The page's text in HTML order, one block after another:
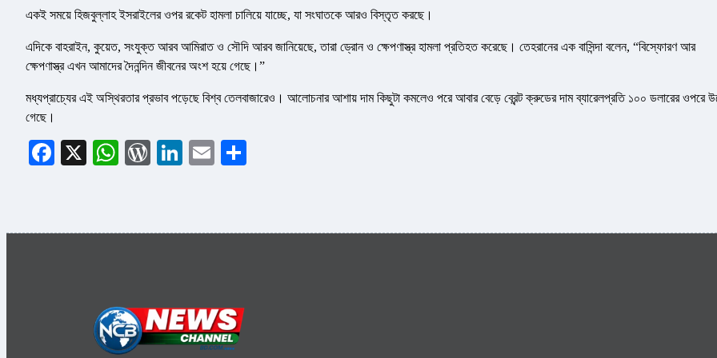
একই সময়ে হিজবুল্লাহ ইসরাইলের ওপর রকেট হামলা চালিয়ে যাচ্ছে, যা সংঘাতকে আরও বিস্তৃত করছে।
এদিকে বাহরাইন, কুয়েত, সংযুক্ত আরব আমিরাত ও সৌদি আরব জানিয়েছে, তারা ড্রোন ও ক্ষেপণাস্ত্র হামলা প্রতিহত করেছে। তেহরানের এক বাসিন্দা বলেন, “বিস্ফোরণ আর
ক্ষেপণাস্ত্র এখন আমাদের দৈনন্দিন জীবনের অংশ হয়ে গেছে।”
মধ্যপ্রাচ্যের এই অস্থিরতার প্রভাব পড়েছে বিশ্ব তেলবাজারেও। আলোচনার আশায় দাম কিছুটা কমলেও পরে আবার বেড়ে ব্রেন্ট ক্রুডের দাম ব্যারেলপ্রতি ১০০ ডলারের ওপরে
গেছে।
Facebook
X WhatsApp
WordPress
LinkedIn
Email